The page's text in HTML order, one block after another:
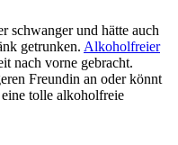
schwanger und hätte auch
getrunken. Alkoholfreier
nach vorne gebracht.
Freundin an oder könnt
tolle alkoholfreie